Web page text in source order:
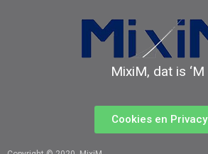
MixiM, dat is ‘M
Cookies en Privacy